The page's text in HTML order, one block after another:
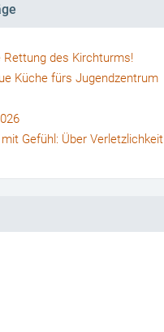
Rettung des Kirchturms!
Küche fürs Jugendzentrum
Gefühl: Über Verletzlichkeit